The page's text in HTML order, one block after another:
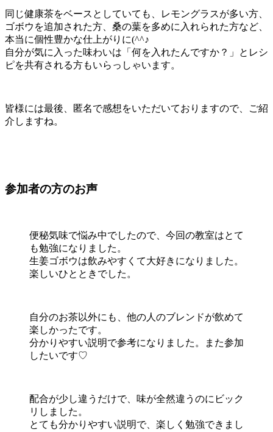
同じ健康茶をベースとしていても、レモングラスが多い方、
ゴボウを追加された方、桑の葉を多めに入れられた方など、
本当に個性豊かな仕上がりに(^^♪
自分が気に入った味わいは「何を入れたんですか？」とレシ
ピを共有される方もいらっしゃいます。
皆様には最後、匿名で感想をいただいておりますので、ご紹
介しますね。
参加者の方のお声
便秘気味で悩み中でしたので、今回の教室はとて
も勉強になりました。
生姜ゴボウは飲みやすくて大好きになりました。
楽しいひとときでした。
自分のお茶以外にも、他の人のブレンドが飲めて
楽しかったです。
分かりやすい説明で参考になりました。また参加
したいです♡
配合が少し違うだけで、味が全然違うのにビック
リしました。
とても分かりやすい説明で、楽しく勉強できまし